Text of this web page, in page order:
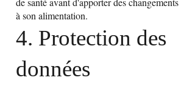
à son alimentation.
4. Protection des
données